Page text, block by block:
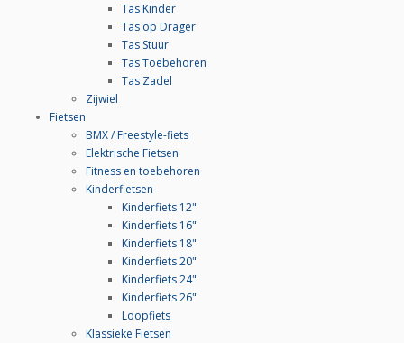
Tas Kinder
Tas op Drager
Tas Stuur
Tas Toebehoren
Tas Zadel
Zijwiel
Fietsen
BMX / Freestyle-fiets
Elektrische Fietsen
Fitness en toebehoren
Kinderfietsen
Kinderfiets 12"
Kinderfiets 16"
Kinderfiets 18"
Kinderfiets 20"
Kinderfiets 24"
Kinderfiets 26"
Loopfiets
Klassieke Fietsen